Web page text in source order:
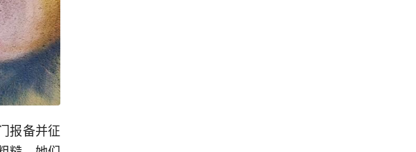
报备并征